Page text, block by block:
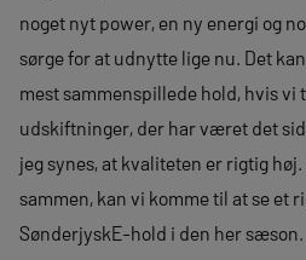
noget nyt power, en ny energi og
sørge for at udnytte lige nu. Det
mest sammenspillede hold, hvis
udskiftninger, der har været det
jeg synes, at kvaliteten er rigtig
sammen, kan vi komme til at se et
SønderjyskE-hold i den her sæson.